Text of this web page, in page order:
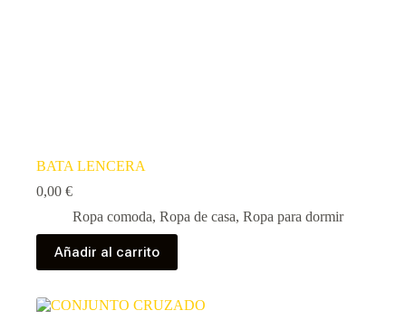
BATA LENCERA
0,00 €
Ropa comoda, Ropa de casa, Ropa para dormir
Añadir al carrito